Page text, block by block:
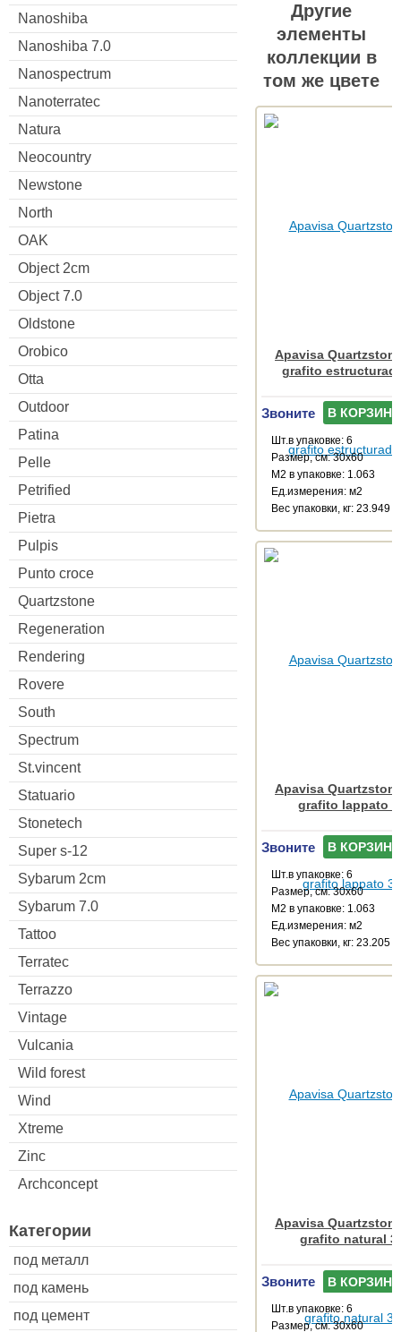
Nanoshiba
Nanoshiba 7.0
Nanospectrum
Nanoterratec
Natura
Neocountry
Newstone
North
OAK
Object 2cm
Object 7.0
Oldstone
Orobico
Otta
Outdoor
Patina
Pelle
Petrified
Pietra
Pulpis
Punto croce
Quartzstone
Regeneration
Rendering
Rovere
South
Spectrum
St.vincent
Statuario
Stonetech
Super s-12
Sybarum 2cm
Sybarum 7.0
Tattoo
Terratec
Terrazzo
Vintage
Vulcania
Wild forest
Wind
Xtreme
Zinc
Archconcept
Категории
под металл
под камень
под цемент
Другие
элементы
коллекции в
том же цвете
Apavisa
grafito
Звоните В КОРЗИНУ
Шт.в упаковке: 6
Размер, см: 30x60
М2 в упаковке: 1.063
Ед.измерения: м2
Веc упаковки, кг: 23.949
Apavisa
grafito lappato
Звоните В КОРЗИНУ
Шт.в упаковке: 6
Размер, см: 30x60
М2 в упаковке: 1.063
Ед.измерения: м2
Веc упаковки, кг: 23.205
Apavisa
grafito natural
Звоните В КОРЗИНУ
Шт.в упаковке: 6
Размер, см: 30x60